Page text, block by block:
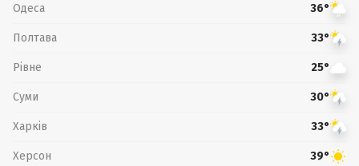
Одеса 36°
Полтава 33°
Рівне 25°
Суми 30°
Харків 33°
Херсон 39°